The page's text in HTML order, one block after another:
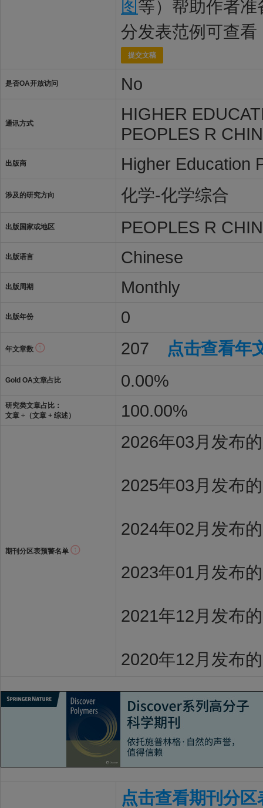
图 等）帮助作者
分发表范例可查看
提交文稿
是否OA开放访问 No
通讯方式
HIGHER
PEOPLES R
出版商 Higher Education
涉及的研究方向 化学-化学综合
出版国家或地区 PEOPLES R
出版语言 Chinese
出版周期 Monthly
出版年份 0
年文章数 207 点击查看年
Gold OA文章占比 0.00%
研究类文章占比：
文章 ÷（文章 + 综述）
100.00%
期刊分区表预警名单
2026年03月发布
2025年03月发布
2024年02月发布
2023年01月发布
2021年12月发布
2020年12月发布
点击查看期刊分区